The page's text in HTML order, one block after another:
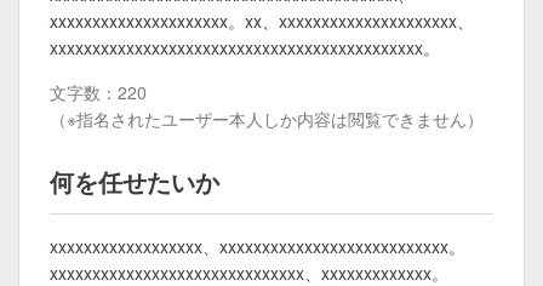
xxxxxxxxxxxxxxxxxxxxx。xx、xxxxxxxxxxxxxxxxxxxxx、
xxxxxxxxxxxxxxxxxxxxxxxxxxxxxxxxxxxxxxxxxxxx。
文字数：220
（※指名されたユーザー本人しか内容は閲覧できません）
何を任せたいか
xxxxxxxxxxxxxxxxxx、xxxxxxxxxxxxxxxxxxxxxxxxxxx。
xxxxxxxxxxxxxxxxxxxxxxxxxxxxxx、xxxxxxxxxxxxx。